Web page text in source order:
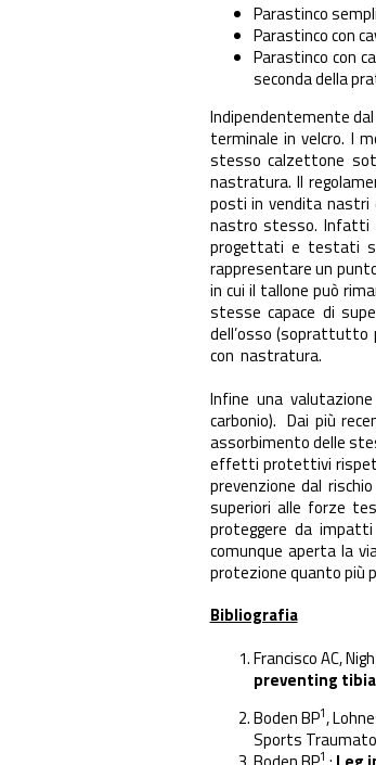
Parastinco
Parastinco con
Parastinco con
seconda della
Indipendentemente
terminale in velcro. I
stesso calzettone
nastratura. Il
posti in vendita nastri
nastro stesso. Infatti
progettati e testati
rappresentare un
in cui il tallone può
stesse capace di
dell’osso (soprattutto
con nastratura.
Infine una
carbonio). Dai più
assorbimento delle
effetti protettivi
prevenzione dal
superiori alle forze
proteggere da
comunque aperta la
protezione quanto più
Bibliografia
Francisco AC,
preventing
Boden BP1,
Sports
1